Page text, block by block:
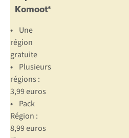
Komoot*
• Une
région
gratuite
• Plusieurs
régions :
3,99 euros
• Pack
Région :
8,99 euros